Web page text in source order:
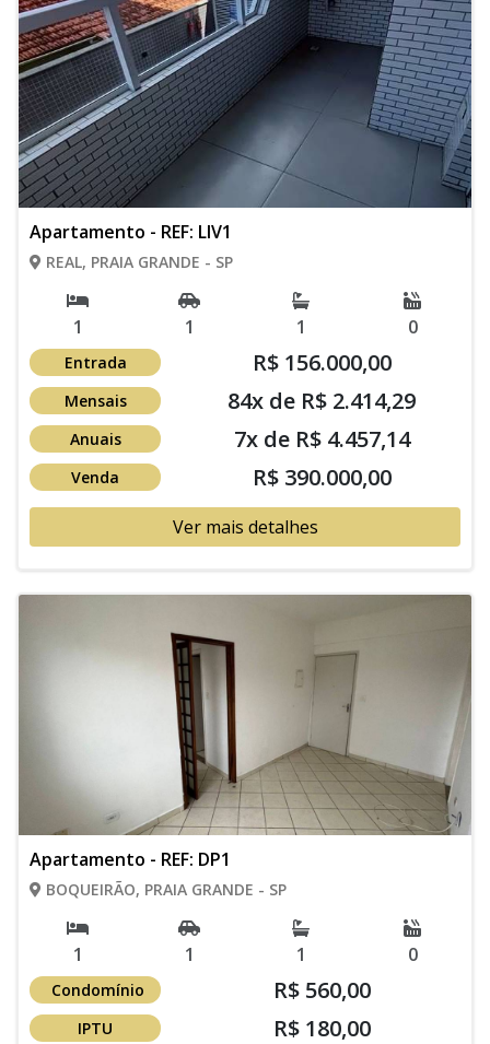
Apartamento - REF: LIV1
REAL, PRAIA GRANDE - SP
1 1 1 0
Entrada R$ 156.000,00
Mensais 84x de R$ 2.414,29
Anuais 7x de R$ 4.457,14
Venda R$ 390.000,00
Ver mais detalhes
Apartamento - REF: DP1
BOQUEIRÃO, PRAIA GRANDE - SP
1 1 1 0
Condomínio R$ 560,00
IPTU R$ 180,00